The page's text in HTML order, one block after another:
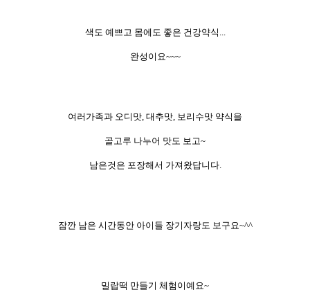
색도 예쁘고 몸에도 좋은 건강약식...
완성이요~~~
여러가족과 오디맛, 대추맛, 보리수맛 약식을
골고루 나누어 맛도 보고~
남은것은 포장해서 가져왔답니다.
잠깐 남은 시간동안 아이들 장기자랑도 보구요~^^
밀랍떡 만들기 체험이예요~